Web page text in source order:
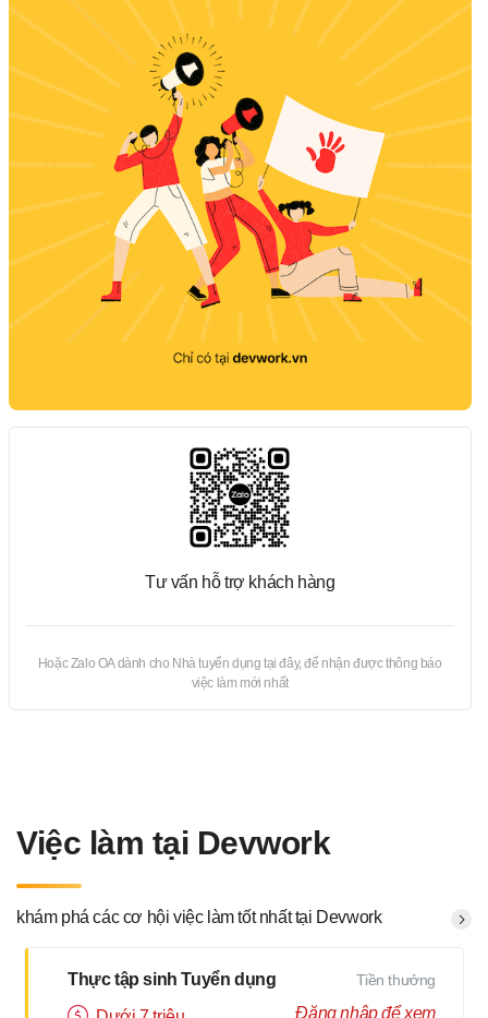
Tư vấn hỗ trợ khách hàng
Hoặc Zalo OA dành cho Nhà tuyển dụng tại đây, để nhận được thông báo
việc làm mới nhất
Việc làm tại Devwork
khám phá các cơ hội việc làm tốt nhất tại Devwork
Thực tập sinh Tuyển dụng
Tiền thưởng
Đăng nhập để xem